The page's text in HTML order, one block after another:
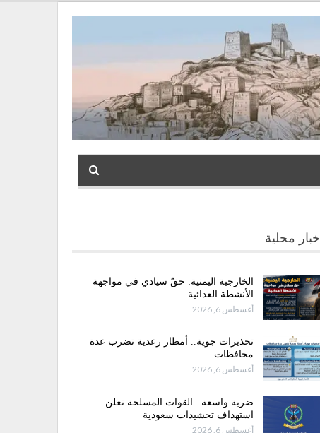
أخبار محلية
الخارجية اليمنية: حقٌ سيادي في مواجهة
الأنشطة العدائية
أغسطس 6, 2026
تحذيرات جوية.. أمطار رعدية تضرب عدة
محافظات
أغسطس 6, 2026
ضربة واسعة.. القوات المسلحة تعلن
استهداف تحشيدات سعودية
أغسطس 6, 2026